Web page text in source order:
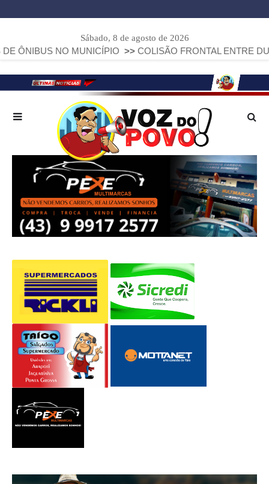
Sábado, 8 de agosto de 2026
NO MUNICÍPIO >> COLISÃO FRONTAL ENTRE DUAS FIAT